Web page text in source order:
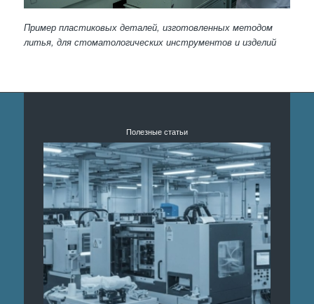
Пример пластиковых деталей, изготовленных методом
литья, для стоматологических инструментов и изделий
Полезные статьи